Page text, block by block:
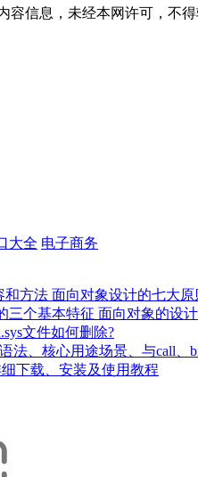
容信息，未经本网许可，不
大全 电子商务
方法 面向对象设计的七大原
三个基本特征 面向对象的设计
文件如何删除?
法、核心用途场景、与call、
细下载、安装及使用教程